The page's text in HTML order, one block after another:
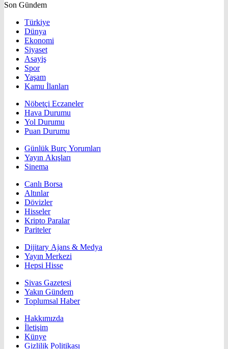
Son Gündem
Türkiye
Dünya
Ekonomi
Siyaset
Asayiş
Spor
Yaşam
Kamu İlanları
Nöbetçi Eczaneler
Hava Durumu
Yol Durumu
Puan Durumu
Günlük Burç Yorumları
Yayın Akışları
Sinema
Canlı Borsa
Altınlar
Dövizler
Hisseler
Kripto Paralar
Pariteler
Dijitary Ajans & Medya
Yayın Merkezi
Hepsi Hisse
Sivas Gazetesi
Yakın Gündem
Toplumsal Haber
Hakkımızda
İletişim
Künye
Gizlilik Politikası